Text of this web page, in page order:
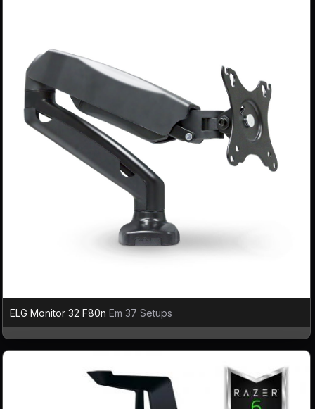
ELG Monitor 32 F80n Em 37 Setups